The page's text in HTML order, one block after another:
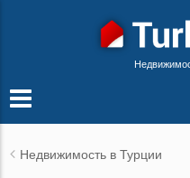
Недвижимость в Турции